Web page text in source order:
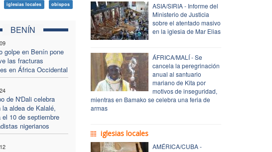
iglesias locales obispos
BENÍN
golpe en Benín pone
las fracturas
en África Occidental
de N'Dali celebra
la aldea de Kalalé,
el 10 de septiembre
nigerianos
ASIA/SIRIA - Informe del
Ministerio de Justicia
sobre el atentado masivo
en la iglesia de Mar Elias
ÁFRICA/MALÍ - Se
cancela la peregrinación
anual al santuario
mariano de Kita por
motivos de inseguridad,
mientras en Bamako se celebra una feria de
armas
iglesias locales
AMÉRICA/CUBA -